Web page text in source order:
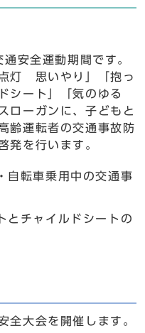
安全運動期間です。
灯 思いやり」「抱っ
ート」「気のゆる
ーガンに、子どもと
齢運転者の交通事故防
発を行います。
自転車乗用中の交通事
とチャイルドシートの
全大会を開催します。